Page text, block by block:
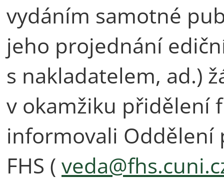
vydáním samotné
jeho projednání
s nakladatelem, ad.)
v okamžiku přidělení
informovali Oddělení
FHS (